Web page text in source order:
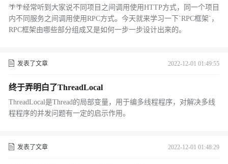
🌴🌴经常听到大家说不同项目之间调用使用HTTP方式，同一个项目
内不同服务之间调用使用RPC方式。今天就来学习一下`RPC框架`，
RPC框架由哪些部分组成又是如何一步一步设计出来的。
发表了文章 2022-12-01 01:49:55
终于弄明白了ThreadLocal
ThreadLocal是Thread的局部变量，用于编多线程程序，对解决多线
程程序的并发问题有一定的启示作用。
发表了文章 2022-12-01 01:48:29